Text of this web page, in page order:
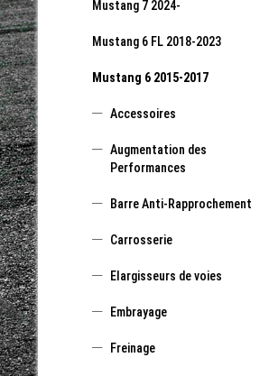
Mustang 7 2024-
Mustang 6 FL 2018-2023
Mustang 6 2015-2017
Accessoires
Augmentation des
Performances
Barre Anti-Rapprochement
Carrosserie
Elargisseurs de voies
Embrayage
Freinage